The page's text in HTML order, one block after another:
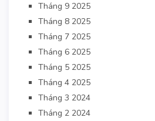
Tháng 9 2025
Tháng 8 2025
Tháng 7 2025
Tháng 6 2025
Tháng 5 2025
Tháng 4 2025
Tháng 3 2024
Tháng 2 2024